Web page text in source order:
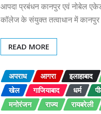
आपदा प्रबंधन कानपुर एवं नोबेल
कॉलेज के संयुक्त तत्वाधान में कानपुर
READ MORE
अपराध आगरा इलाहाबाद
खेल
गाजियाबाद धर्म
मनोरंजन
राज्य रायबरेली